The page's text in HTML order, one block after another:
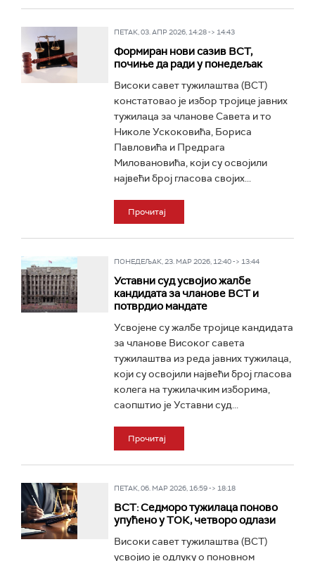
ПЕТАК, 03. АПР 2026, 14:28 -> 14:43
Формиран нови сазив ВСТ,
почиње да ради у понедељак
Високи савет тужилаштва (ВСТ)
констатовао је избор тројице јавних
тужилаца за чланове Савета и то
Николе Ускоковића, Бориса
Павловића и Предрага
Миловановића, који су освојили
највећи број гласова својих...
Прочитај
ПОНЕДЕЉАК, 23. МАР 2026, 12:40 -> 13:44
Уставни суд усвојио жалбе
кандидата за чланове ВСТ и
потврдио мандате
Усвојене су жалбе тројице кандидата
за чланове Високог савета
тужилаштва из реда јавних тужилаца,
који су освојили највећи број гласова
колега на тужилачким изборима,
саопштио је Уставни суд...
Прочитај
ПЕТАК, 06. МАР 2026, 16:59 -> 18:18
ВСТ: Седморо тужилаца поново
упућено у ТОК, четворо одлази
Високи савет тужилаштва (ВСТ)
усвојио је одлуку о поновном